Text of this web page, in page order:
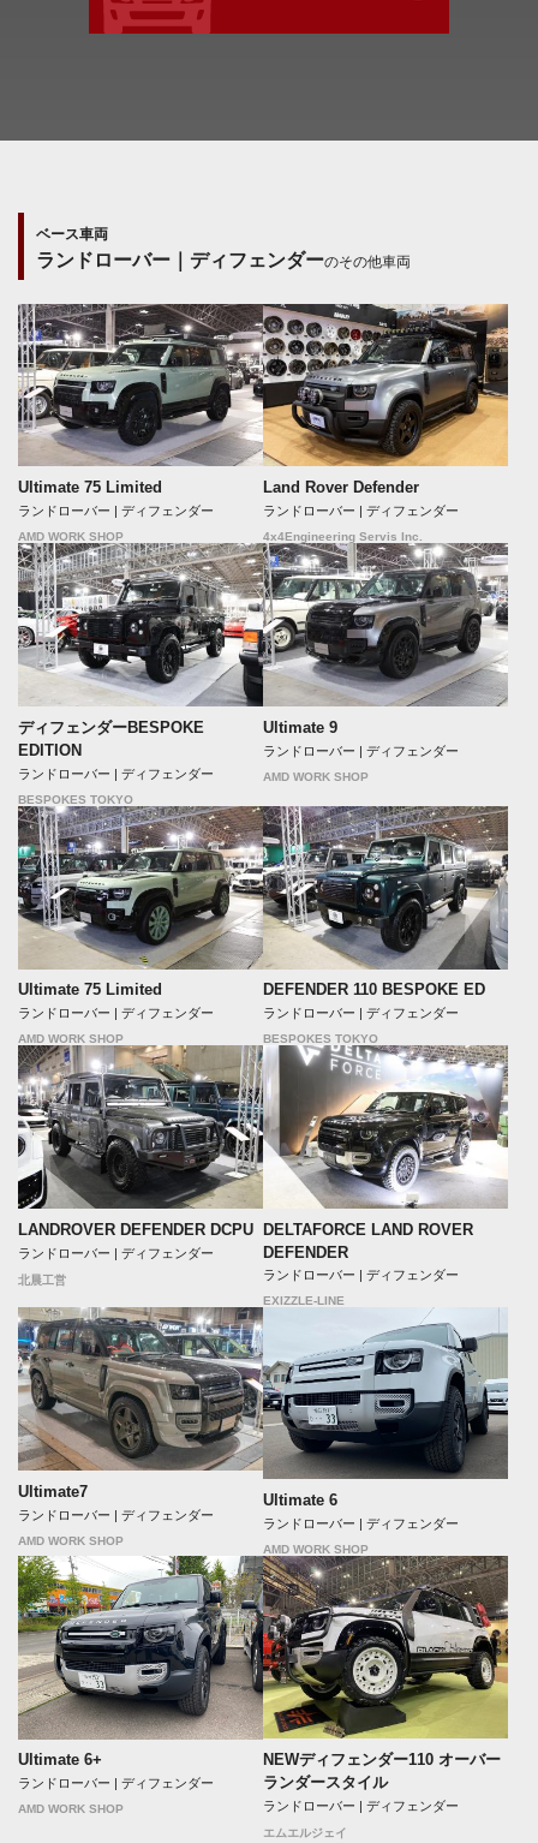
ベース車両
ランドローバー｜ディフェンダーのその他車両
Ultimate 75 Limited
ランドローバー | ディフェンダー
AMD WORK SHOP
Land Rover Defender
ランドローバー | ディフェンダー
4x4Engineering Servis Inc.
ディフェンダーBESPOKE
EDITION
ランドローバー | ディフェンダー
BESPOKES TOKYO
Ultimate 9
ランドローバー | ディフェンダー
AMD WORK SHOP
Ultimate 75 Limited
ランドローバー | ディフェンダー
AMD WORK SHOP
DEFENDER 110 BESPOKE ED
ランドローバー | ディフェンダー
BESPOKES TOKYO
LANDROVER DEFENDER DCPU
ランドローバー | ディフェンダー
北晨工営
DELTAFORCE LAND ROVER
DEFENDER
ランドローバー | ディフェンダー
EXIZZLE-LINE
Ultimate7
ランドローバー | ディフェンダー
AMD WORK SHOP
Ultimate 6
ランドローバー | ディフェンダー
AMD WORK SHOP
Ultimate 6+
ランドローバー | ディフェンダー
AMD WORK SHOP
NEWディフェンダー110 オーバー
ランダースタイル
ランドローバー | ディフェンダー
エムエルジェイ